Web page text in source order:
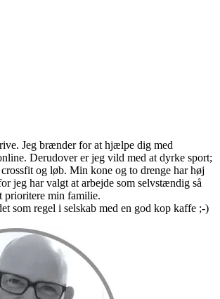
Jeg brænder for at hjælpe dig med
Derudover er jeg vild med at dyrke sport;
og løb. Min kone og to drenge har høj
jeg har valgt at arbejde som selvstændig så
prioritere min familie.
som regel i selskab med en god kop kaffe ;-)